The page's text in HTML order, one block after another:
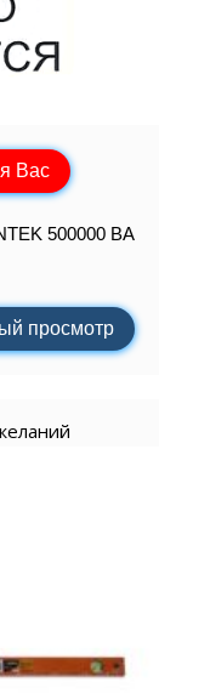
Вас
500000 ВА
просмотр